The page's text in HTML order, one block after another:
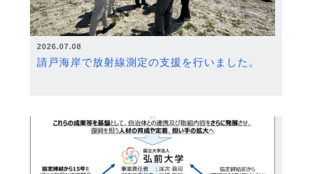
2026.07.08
請戸海岸で放射線測定の支援を行いました。